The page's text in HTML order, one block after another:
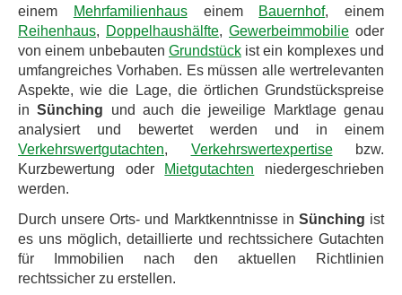
einem
Mehrfamilienhauseinem Bauernhof, einem
Reihenhaus, Doppelhaushälfte, Gewerbeimmobilie oder
von einem unbebauten Grundstückist ein komplexes und
umfangreiches Vorhaben. Es müssen alle wertrelevanten
Aspekte, wie die Lage, die örtlichen Grundstückspreise
inSünching und auch die jeweilige Marktlage genau
analysiert und bewertet werden und in einem
Verkehrswertgutachten, Verkehrswertexpertisebzw.
Kurzbewertung oder Mietgutachten niedergeschrieben
werden.
Durch unsere Orts- und Marktkenntnisse in Sünching ist
es uns möglich, detaillierte und rechtssichere Gutachten
für Immobilien nach den aktuellen Richtlinien
rechtssicher zu erstellen.